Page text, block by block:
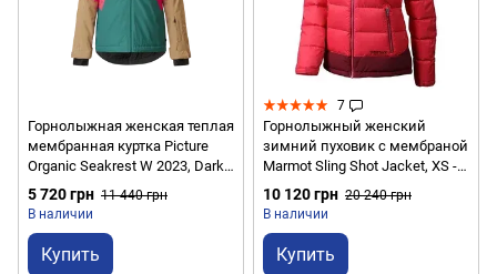
Горнолыжная женская теплая
мембранная куртка Picture
Organic Seakrest W 2023, Dark
Sea, XS (PO WVT270A-XS)
5 720 грн 11 440 грн
В наличии
Купить
7
Горнолыжный женский
зимний пуховик с мембраной
Marmot Sling Shot Jacket, XS -
Summer Pink/Berry Wine (MRT
76200.6566-XS)
10 120 грн 20 240 грн
В наличии
Купить